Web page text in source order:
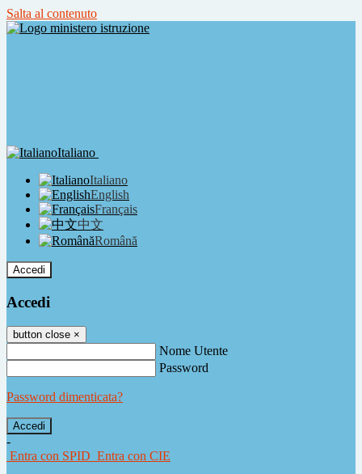
Salta al contenuto
Italiano
Italiano
English
Français
中文
Română
Accedi
Accedi
button close ×
Nome Utente
Password
Password dimenticata?
-
Entra con SPID Entra con CIE